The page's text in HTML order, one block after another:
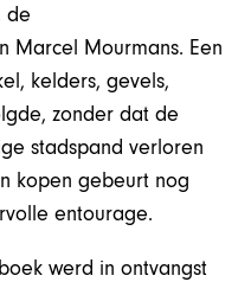
de
Marcel Mourmans. Een
kelders, gevels,
zonder dat de
stadspand verloren
kopen gebeurt nog
entourage.
werd in ontvangst